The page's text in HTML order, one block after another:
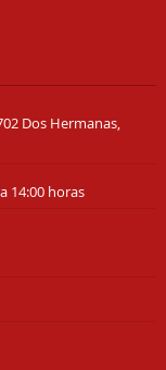
Dos Hermanas,
14:00 horas